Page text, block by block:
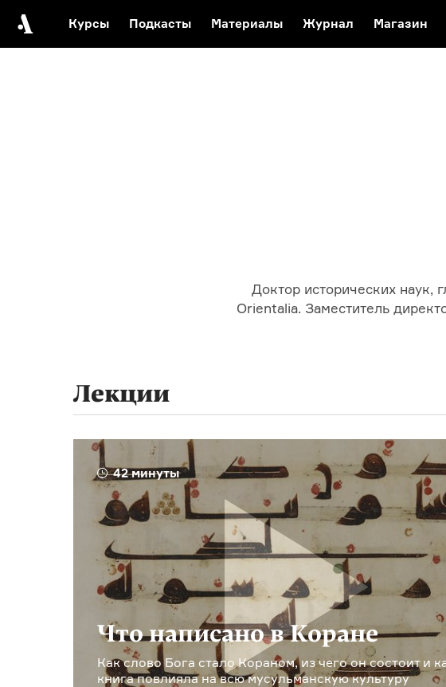
Курсы Подкасты Материалы Журнал Магазин
Доктор исторических наук,
Orientalia. Заместитель
Лекции
42 минуты
Что написано в Коране
Как слово Бога стало Кораном, из чего он состоит и
книга повлияла на всю мусульманскую культуру